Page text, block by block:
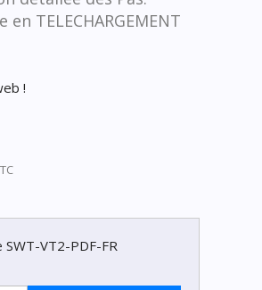
en TELECHARGEMENT
!
SWT-VT2-PDF-FR